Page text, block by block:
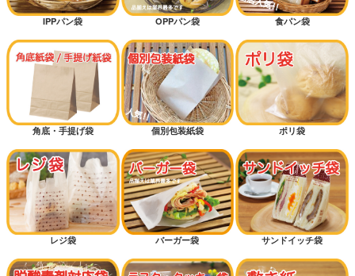
IPPパン袋 OPPパン袋 食パン袋
角底・手提げ袋 個別包装紙袋 ポリ袋
レジ袋 バーガー袋 サンドイッチ袋